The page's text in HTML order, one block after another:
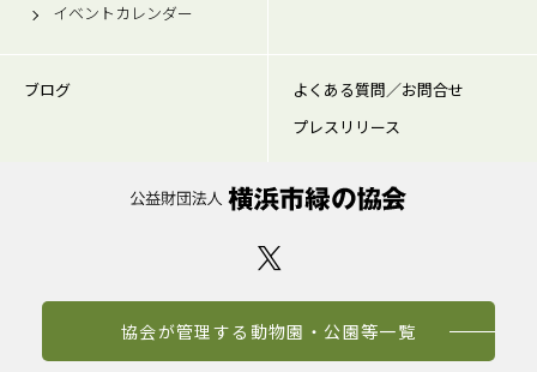
イベントカレンダー
ブログ
よくある質問／お問合せ
プレスリリース
協会が管理する動物園・公園等一覧